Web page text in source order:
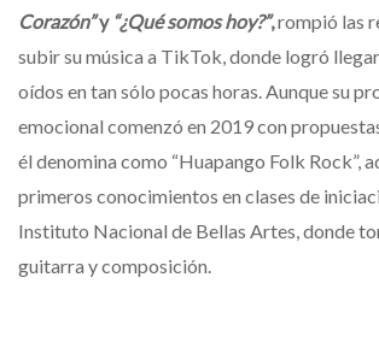
Corazón”y “¿Qué somos hoy?”,rompió las
subir su música a TikTok, donde logró
oídos en tan sólo pocas horas. Aunque su
emocional comenzó en 2019 con
él denomina como “Huapango Folk Rock”,
primeros conocimientos en clases de
Instituto Nacional de Bellas Artes, donde
guitarra y composición.